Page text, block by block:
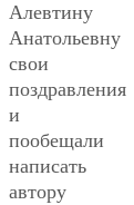
Алевтину
Анатольевну
свои
поздравления
и
пообещали
написать
автору